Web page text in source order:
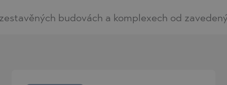
budovách a komplexech od